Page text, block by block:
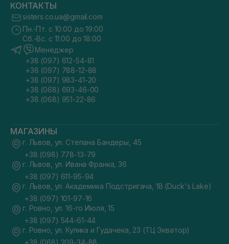
КОНТАКТЫ
sisters.co.ua@gmail.com
Пн.-Пт. с 10:00 до 19:00
Сб.-Вс. с 11:00 до 18:00
Менеджер
+38 (097) 612-54-81
+38 (097) 788-12-88
+38 (097) 983-41-20
+38 (068) 693-46-00
+38 (068) 951-22-86
МАГАЗИНЫ
г. Львов, ул. Степана Бандеры, 45
+38 (098) 778-13-79
г. Львов, ул. Ивана Франка, 36
+38 (097) 611-95-94
г. Львов, ул. Академика Подстригача, 1В (Duck's Lake)
+38 (097) 101-97-16
г. Ровно, ул. 16-го Июля, 15
+38 (097) 544-61-44
г. Ровно, ул. Кулика и Гудачека, 23 (ТЦ Экватор)
+38 (068) 209-34-88